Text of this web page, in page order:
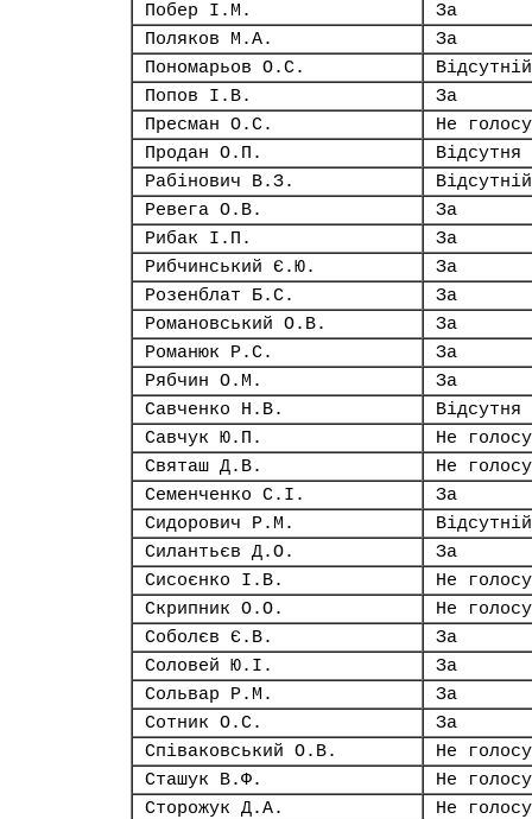
Побер І.М.
За
Поляков М.А.
За
Пономарьов О.С.
Відсутній
Попов І.В.
За
Пресман О.С.
Не
Продан О.П.
Відсутня
Рабінович В.З.
Відсутній
Ревега О.В.
За
Рибак І.П.
За
Рибчинський Є.Ю.
За
Розенблат Б.С.
За
Романовський О.В.
За
Романюк Р.С.
За
Рябчин О.М.
За
Савченко Н.В.
Відсутня
Савчук Ю.П.
Не
Святаш Д.В.
Не
Семенченко С.І.
За
Сидорович Р.М.
Відсутній
Силантьєв Д.О.
За
Сисоєнко І.В.
Не
Скрипник О.О.
Не
Соболєв Є.В.
За
Соловей Ю.І.
За
Сольвар Р.М.
За
Сотник О.С.
За
Співаковський О.В.
Не
Сташук В.Ф.
Не
Сторожук Д.А.
Не